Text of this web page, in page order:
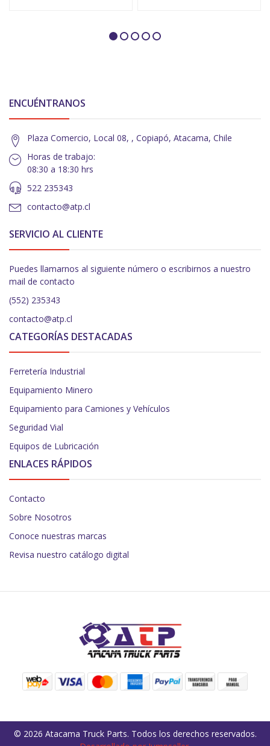
ENCUÉNTRANOS
Plaza Comercio, Local 08, , Copiapó, Atacama, Chile
Horas de trabajo:
08:30 a 18:30 hrs
522 235343
contacto@atp.cl
SERVICIO AL CLIENTE
Puedes llamarnos al siguiente número o escribirnos a nuestro
mail de contacto
(552) 235343
contacto@atp.cl
CATEGORÍAS DESTACADAS
Ferretería Industrial
Equipamiento Minero
Equipamiento para Camiones y Vehículos
Seguridad Vial
Equipos de Lubricación
ENLACES RÁPIDOS
Contacto
Sobre Nosotros
Conoce nuestras marcas
Revisa nuestro catálogo digital
© 2026 Atacama Truck Parts. Todos los derechos reservados.